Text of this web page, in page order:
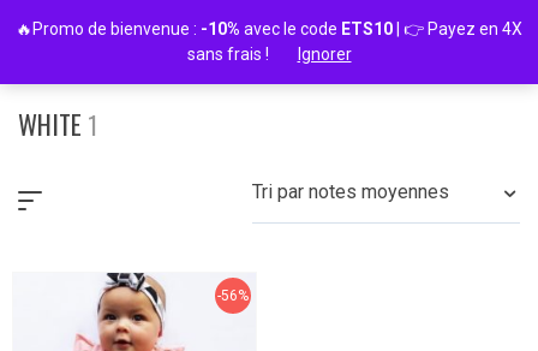
WHITE 1
Tri par notes moyennes
-56%
🔥Promo de bienvenue : -10% avec le code ETS10 | 👉 Payez en 4X
sans frais !
Ignorer